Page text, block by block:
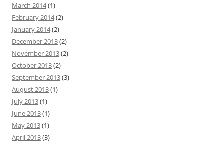
March 2014(1)
February 2014(2)
January 2014(2)
December 2013(2)
November 2013(2)
October 2013(2)
September 2013(3)
August 2013(1)
July 2013(1)
June 2013(1)
May 2013(1)
April 2013(3)